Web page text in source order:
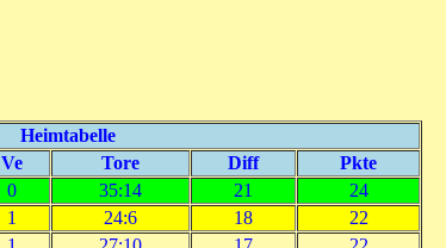
Heimtabelle
Ve Tore Diff
Pkte
0 35:14 21
24
1 24:6 18
22